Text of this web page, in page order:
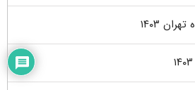
۱۴۰۳